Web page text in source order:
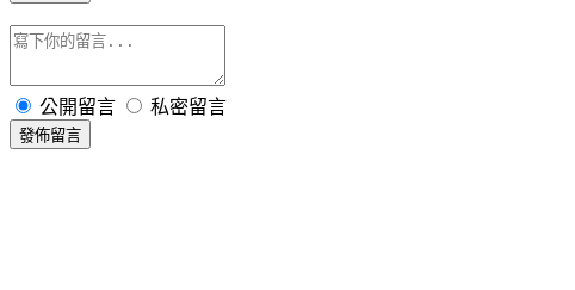
公開留言 私密留言
發佈留言